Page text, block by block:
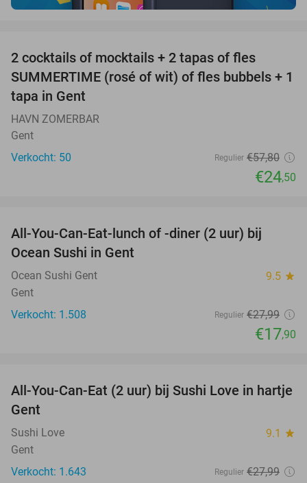
2 cocktails of mocktails + 2 tapas of fles
SUMMERTIME (rosé of wit) of fles bubbels + 1
tapa in Gent
HAVN ZOMERBAR
Gent
Verkocht: 50
Regulier €57,80
€24,50
All-You-Can-Eat-lunch of -diner (2 uur) bij
Ocean Sushi in Gent
Ocean Sushi Gent 9.5 star
Gent
Verkocht: 1.508
Regulier €27,99
€17,90
36%
All-You-Can-Eat (2 uur) bij Sushi Love in hartje
Gent
Sushi Love 9.1 star
Gent
Verkocht: 1.643
Regulier €27,99